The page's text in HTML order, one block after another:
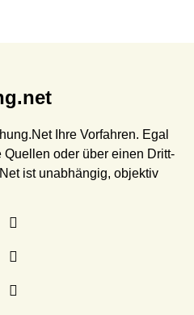
Ihre Vorfahren. Egal
oder über einen Dritt-
ist unabhängig, objektiv